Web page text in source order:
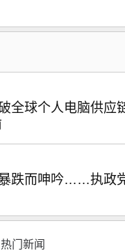
全球个人电脑供应
跌而呻吟……执政
热门新闻